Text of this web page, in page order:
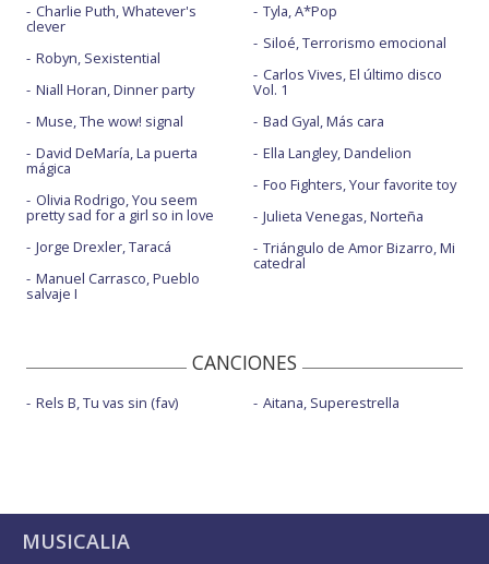
Charlie Puth, Whatever's
clever
Robyn, Sexistential
Niall Horan, Dinner party
Muse, The wow! signal
David DeMaría, La puerta
mágica
Olivia Rodrigo, You seem
pretty sad for a girl so in love
Jorge Drexler, Taracá
Manuel Carrasco, Pueblo
salvaje I
Tyla, A*Pop
Siloé, Terrorismo emocional
Carlos Vives, El último disco
Vol. 1
Bad Gyal, Más cara
Ella Langley, Dandelion
Foo Fighters, Your favorite toy
Julieta Venegas, Norteña
Triángulo de Amor Bizarro, Mi
catedral
CANCIONES
Rels B, Tu vas sin (fav) Aitana, Superestrella
MUSICALIA